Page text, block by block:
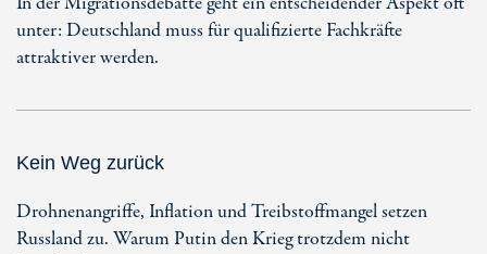
unter: Deutschland muss für qualifizierte Fachkräfte
attraktiver werden.
Kein Weg zurück
Drohnenangriffe, Inflation und Treibstoffmangel setzen
Russland zu. Warum Putin den Krieg trotzdem nicht